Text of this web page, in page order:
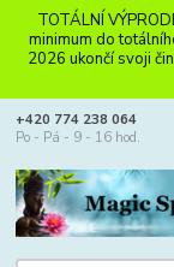
TOTÁLNÍ
minimum do
2026 ukončí svoji
+420 774 238 064
Po - Pá - 9 - 16 hod.